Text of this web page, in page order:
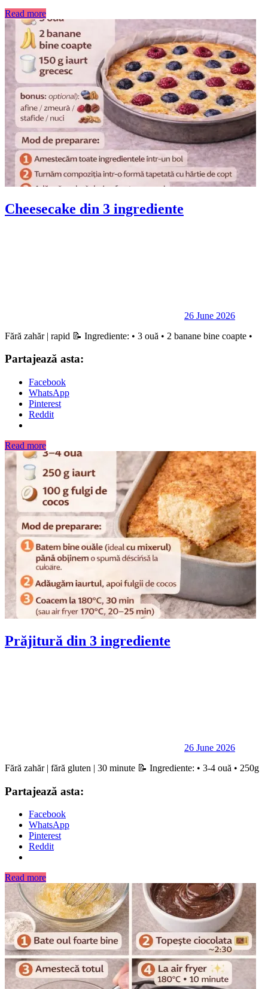
Read more
Cheesecake din 3 ingrediente
26 June 2026
Fără zahăr | rapid 📝 Ingrediente: • 3 ouă • 2 banane bine coapte •
Partajează asta:
Facebook
WhatsApp
Pinterest
Reddit
Read more
Prăjitură din 3 ingrediente
26 June 2026
Fără zahăr | fără gluten | 30 minute 📝 Ingrediente: • 3-4 ouă • 250g
Partajează asta:
Facebook
WhatsApp
Pinterest
Reddit
Read more